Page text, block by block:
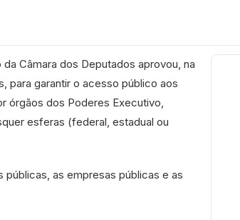
Câmara dos Deputados aprovou, na
para garantir o acesso público aos
órgãos dos Poderes Executivo,
esferas (federal, estadual ou
públicas, as empresas públicas e as